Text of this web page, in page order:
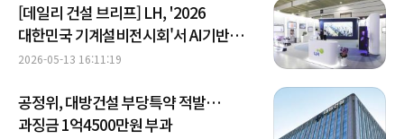
[데일리 건설 브리프] LH, '2026
대한민국 기계설비전시회'서 AI기반
공동주택 기술 선봬 外
2026-05-13 16:11:19
공정위, 대방건설 부당특약 적발…
과징금 1억4500만원 부과